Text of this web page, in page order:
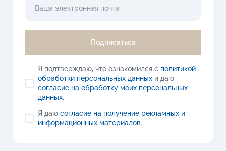
Подписаться
Я подтверждаю, что ознакомился с политикой
обработки персональных данныхи даю
согласие на обработку моих персональных
данных.
Я даю согласие на получение рекламных и
информационных материалов.